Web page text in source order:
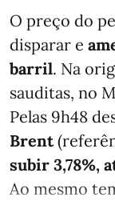
O preço do
disparar e
barril. Na
sauditas, no
Pelas 9h48
Brent
subir 3,78%,
Ao mesmo